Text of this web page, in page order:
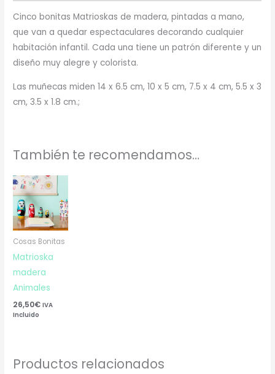
Cinco bonitas Matrioskas de madera, pintadas a mano,
que van a quedar espectaculares decorando cualquier
habitación infantil. Cada una tiene un patrón diferente y un
diseño muy alegre y colorista.
Las muñecas miden 14 x 6.5 cm, 10 x 5 cm, 7.5 x 4 cm, 5.5 x 3
cm, 3.5 x 1.8 cm.;
También te recomendamos…
Cosas Bonitas
Matrioska
madera
Animales
26,50€ IVA
Incluido
Productos relacionados